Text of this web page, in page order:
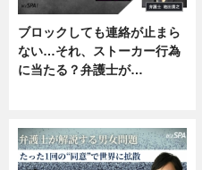
ブロックしても連絡が止まら
ない…それ、ストーカー行為
に当たる？弁護士が…